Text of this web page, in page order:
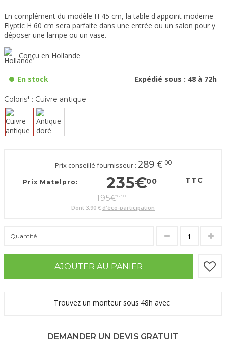
En complément du modèle H 45 cm, la table d'appoint moderne
Elyptic H 60 cm sera parfaite dans une entrée ou un salon pour y
déposer une lampe ou un vase.
Conçu en Hollande
En stock Expédié sous : 48 à 72h
Coloris* : Cuivre antique
Prix conseillé fournisseur : 289 € 00
Prix Matelpro: 235€00 TTC
195€83 HT
Dont 3,90 € d'éco-participation
Quantité
AJOUTER AU PANIER
Trouvez un monteur sous 48h avec
DEMANDER UN DEVIS GRATUIT